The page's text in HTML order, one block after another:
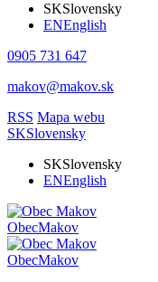
SKSlovensky
ENEnglish
0905 731 647
makov@makov.sk
RSS Mapa webu
SKSlovensky
SKSlovensky
ENEnglish
ObecMakov
ObecMakov